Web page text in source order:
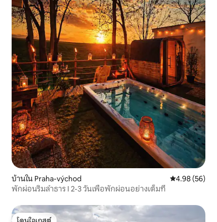
บ้านใน Praha-východ คะแนนเฉลี่ย
4.98 (56)
พักผ่อนริมลำธาร I 2-3 วันเพื่อพักผ่อนอย่างเต็มที่